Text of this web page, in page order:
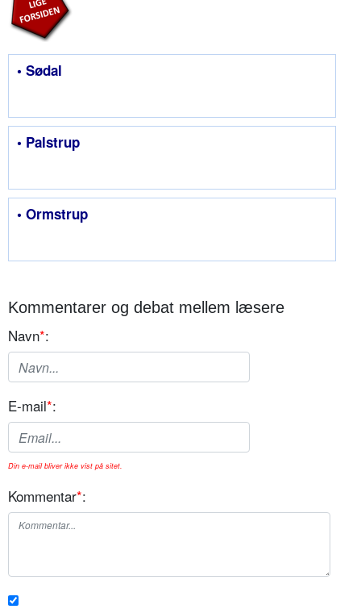
• Sødal
• Palstrup
• Ormstrup
Kommentarer og debat mellem læsere
Navn*:
E-mail*:
Din e-mail bliver ikke vist på sitet.
Kommentar*: